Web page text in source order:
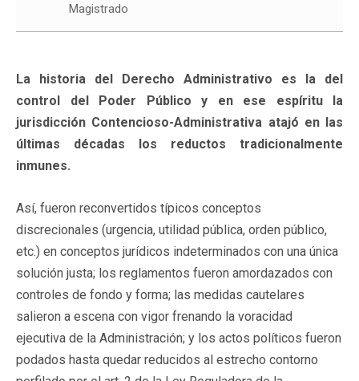
Magistrado
La historia del Derecho Administrativo es la del
control del Poder Público y en ese espíritu la
jurisdicción Contencioso-Administrativa atajó en las
últimas décadas los reductos tradicionalmente
inmunes.
Así, fueron reconvertidos típicos conceptos
discrecionales (urgencia, utilidad pública, orden público,
etc.) en conceptos jurídicos indeterminados con una única
solución justa; los reglamentos fueron amordazados con
controles de fondo y forma; las medidas cautelares
salieron a escena con vigor frenando la voracidad
ejecutiva de la Administración; y los actos políticos fueron
podados hasta quedar reducidos al estrecho contorno